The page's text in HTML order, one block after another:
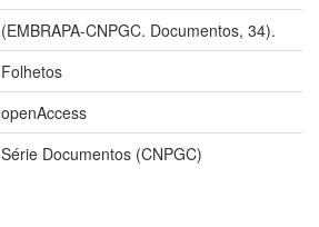
(EMBRAPA-CNPGC. Documentos, 34).
Folhetos
openAccess
Série Documentos (CNPGC)